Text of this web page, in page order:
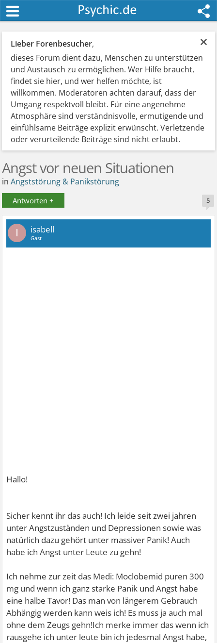
×
Lieber Forenbesucher,
dieses Forum dient dazu, Menschen zu unterstützen
und Austausch zu ermöglichen. Wer Hilfe braucht,
findet sie hier, und wer helfen möchte, ist
willkommen. Moderatoren achten darauf, dass der
Umgang respektvoll bleibt. Für eine angenehme
Atmosphäre sind verständnisvolle, ermutigende und
einfühlsame Beiträge explizit erwünscht. Verletzende
oder verurteilende Beiträge sind nicht erlaubt.
Angst vor neuen Situationen
inAngststörung & Panikstörung
Antworten + 5
I isabell
Gast
Hallo!
Sicher kennt ihr das auch! Ich leide seit zwei jahren
unter Angstzuständen und Depressionen sowie was
natürlich dazu gehört unter massiver Panik! Auch
habe ich Angst unter Leute zu gehn!
Ich nehme zur zeit das Medi: Moclobemid puren 300
mg und wenn ich ganz starke Panik und Angst habe
eine halbe Tavor! Das man von längerem Gebrauch
Abhängig werden kann weis ich! Es muss ja auch mal
ohne dem Zeugs gehn!Ich merke immer das wenn ich
rausgehe ich unter leute bin ich jedesmal Angst habe,